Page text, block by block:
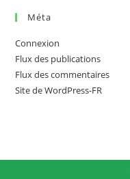
Méta
Connexion
Flux des publications
Flux des commentaires
Site de WordPress-FR